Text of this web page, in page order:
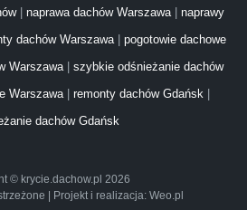
| naprawa dachów Warszawa| naprawy
dachów Warszawa
pogotowie dachowe
Warszawa| szybkie odśnieżanie dachów
Warszawa remonty dachów Gdańsk
dachów Gdańsk
© krycie.dachow.pl 2026
| Projekt i realizacja: Weo.pl